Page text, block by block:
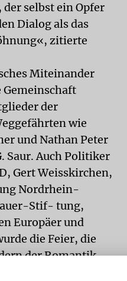
selbst ein Opfer
Dialog als das
zitierte
Miteinander
Gemeinschaft
der
wie
und Nathan Peter
Saur. Auch Politiker
Gert Weisskirchen,
Nordrhein-
Stif- tung,
Europäer und
die Feier, die
der Romantik